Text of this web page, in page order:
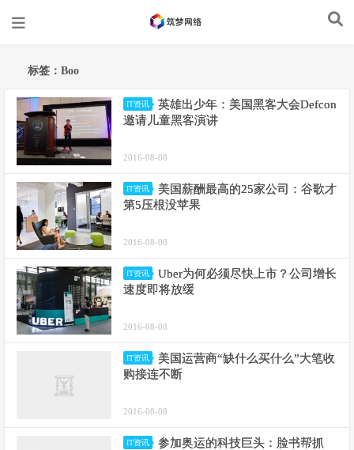
标签：Boo
IT资讯
英雄出少年：美国黑客大会Defcon
邀请儿童黑客演讲
2016-08-08
IT资讯
美国薪酬最高的25家公司：谷歌才
第5压根没苹果
2016-08-08
IT资讯
Uber为何必须尽快上市？公司增长
速度即将放缓
2016-08-08
IT资讯
美国运营商“缺什么买什么”大笔收
购接连不断
2016-08-08
IT资讯
参加奥运的科技巨头：脸书帮抓